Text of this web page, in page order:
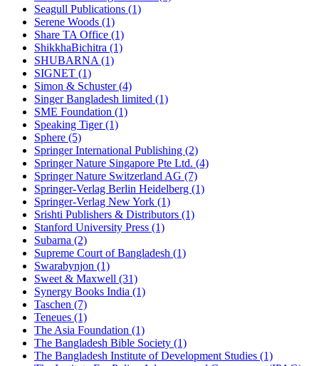
Seagull Publications (1)
Serene Woods (1)
Share TA Office (1)
ShikkhaBichitra (1)
SHUBARNA (1)
SIGNET (1)
Simon & Schuster (4)
Singer Bangladesh limited (1)
SME Foundation (1)
Speaking Tiger (1)
Sphere (5)
Springer International Publishing (2)
Springer Nature Singapore Pte Ltd. (4)
Springer Nature Switzerland AG (7)
Springer-Verlag Berlin Heidelberg (1)
Springer-Verlag New York (1)
Srishti Publishers & Distributors (1)
Stanford University Press (1)
Subarna (2)
Supreme Court of Bangladesh (1)
Swarabynjon (1)
Sweet & Maxwell (31)
Synergy Books India (1)
Taschen (7)
Teneues (1)
The Asia Foundation (1)
The Bangladesh Bible Society (1)
The Bangladesh Institute of Development Studies (1)